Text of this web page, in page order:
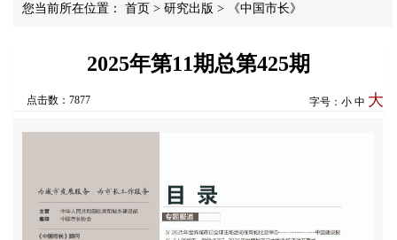
您当前所在位置： 首页 > 研究出版 > 《中国市长》
2025年第11期总第425期
点击数：7877 字号： 小 中 大